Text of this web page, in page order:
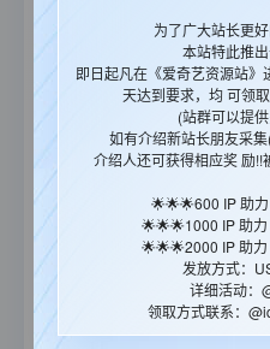
人鱼 更新至10集
斗罗大陆Ⅱ绝世唐门 更新至
为了广大站长更
本站特此推
即日起凡在《爱奇艺资源站
天达到要求，均 可领
(站群可以提
如有介绍新站长朋友采
介绍人还可获得相应奖 励
🌟🌟🌟600 IP 助
🌟🌟🌟1000 IP 助
🌟🌟🌟2000 IP 助
发放方式：
详细活动：
领取方式联系：